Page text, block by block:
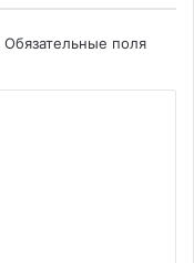
Обязательные поля